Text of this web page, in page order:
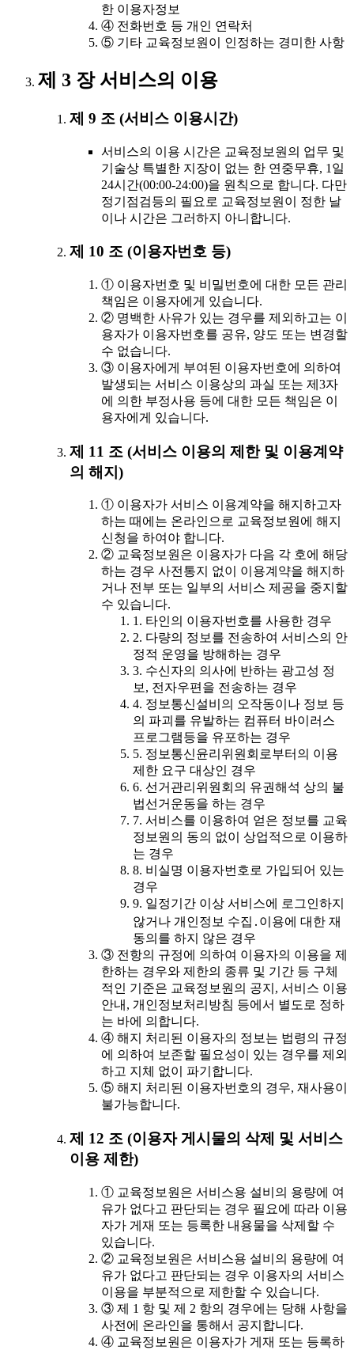
한 이용자정보
④ 전화번호 등 개인 연락처
⑤ 기타 교육정보원이 인정하는 경미한 사항
제 3 장 서비스의 이용
제 9 조 (서비스 이용시간)
서비스의 이용 시간은 교육정보원의 업무 및
기술상 특별한 지장이 없는 한 연중무휴, 1일
24시간(00:00-24:00)을 원칙으로 합니다. 다만
정기점검등의 필요로 교육정보원이 정한 날
이나 시간은 그러하지 아니합니다.
제 10 조 (이용자번호 등)
① 이용자번호 및 비밀번호에 대한 모든 관리
책임은 이용자에게 있습니다.
② 명백한 사유가 있는 경우를 제외하고는 이
용자가 이용자번호를 공유, 양도 또는 변경할
수 없습니다.
③ 이용자에게 부여된 이용자번호에 의하여
발생되는 서비스 이용상의 과실 또는 제3자
에 의한 부정사용 등에 대한 모든 책임은 이
용자에게 있습니다.
제 11 조 (서비스 이용의 제한 및 이용계약
의 해지)
① 이용자가 서비스 이용계약을 해지하고자
하는 때에는 온라인으로 교육정보원에 해지
신청을 하여야 합니다.
② 교육정보원은 이용자가 다음 각 호에 해당
하는 경우 사전통지 없이 이용계약을 해지하
거나 전부 또는 일부의 서비스 제공을 중지할
수 있습니다.
1. 타인의 이용자번호를 사용한 경우
2. 다량의 정보를 전송하여 서비스의 안
정적 운영을 방해하는 경우
3. 수신자의 의사에 반하는 광고성 정
보, 전자우편을 전송하는 경우
4. 정보통신설비의 오작동이나 정보 등
의 파괴를 유발하는 컴퓨터 바이러스
프로그램등을 유포하는 경우
5. 정보통신윤리위원회로부터의 이용
제한 요구 대상인 경우
6. 선거관리위원회의 유권해석 상의 불
법선거운동을 하는 경우
7. 서비스를 이용하여 얻은 정보를 교육
정보원의 동의 없이 상업적으로 이용하
는 경우
8. 비실명 이용자번호로 가입되어 있는
경우
9. 일정기간 이상 서비스에 로그인하지
않거나 개인정보 수집․이용에 대한 재
동의를 하지 않은 경우
③ 전항의 규정에 의하여 이용자의 이용을 제
한하는 경우와 제한의 종류 및 기간 등 구체
적인 기준은 교육정보원의 공지, 서비스 이용
안내, 개인정보처리방침 등에서 별도로 정하
는 바에 의합니다.
④ 해지 처리된 이용자의 정보는 법령의 규정
에 의하여 보존할 필요성이 있는 경우를 제외
하고 지체 없이 파기합니다.
⑤ 해지 처리된 이용자번호의 경우, 재사용이
불가능합니다.
제 12 조 (이용자 게시물의 삭제 및 서비스
이용 제한)
① 교육정보원은 서비스용 설비의 용량에 여
유가 없다고 판단되는 경우 필요에 따라 이용
자가 게재 또는 등록한 내용물을 삭제할 수
있습니다.
② 교육정보원은 서비스용 설비의 용량에 여
유가 없다고 판단되는 경우 이용자의 서비스
이용을 부분적으로 제한할 수 있습니다.
③ 제 1 항 및 제 2 항의 경우에는 당해 사항을
사전에 온라인을 통해서 공지합니다.
④ 교육정보원은 이용자가 게재 또는 등록하